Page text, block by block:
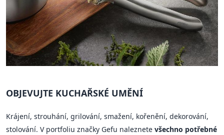
OBJEVUJTE KUCHAŘSKÉ UMĚNÍ
Krájení, strouhání, grilování, smažení, kořenění, dekorování,
stolování. V portfoliu značky Gefu naleznete všechno potřebné